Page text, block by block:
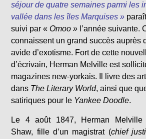
séjour de quatre semaines parmi les
vallée dans les îles Marquises »
suivi par « Omoo » l’année suivante.
connaissent un grand succès auprès
avide d’exotisme. Fort de cette
d’écrivain, Herman Melville est
magazines new-yorkais. Il livre des
dans The Literary World, ainsi que
satiriques pour le Yankee Doodle.
Le 4 août 1847, Herman Melville
Shaw, fille d’un magistrat (chief